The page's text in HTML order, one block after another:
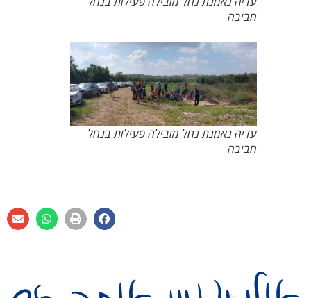
חביבה
עדיה נאמנת נחל מובילה פעילות בנחל
חביבה